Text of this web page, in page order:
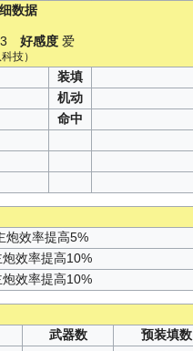
数据
3 好感度 爱
技）
装填
机动
命中
炮效率提高5%
效率提高10%
效率提高10%
武器数
预装填数